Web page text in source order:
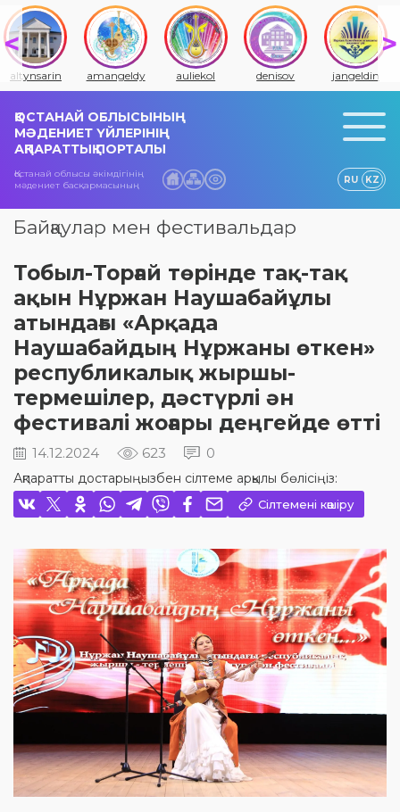
altynsarin amangeldy auliekol denisov jangeldin
ҚОСТАНАЙ ОБЛЫСЫНЫҢ
МӘДЕНИЕТ ҮЙЛЕРІНІҢ
АҚПАРАТТЫҚ ПОРТАЛЫ
Қостанай облысы әкімдігінің
мәдениет басқармасының
RU KZ
Байқаулар мен фестивальдар
Тобыл-Торғай төрінде тақ-тақ
ақын Нұржан Наушабайұлы
атындағы «Арқада
Наушабайдың Нұржаны өткен»
республикалық жыршы-
термешілер, дәстүрлі ән
фестивалі жоғары деңгейде өтті
14.12.2024 623 0
Ақпаратты достарыңызбен сілтеме арқылы бөлісіңіз:
Сілтемені көшіру